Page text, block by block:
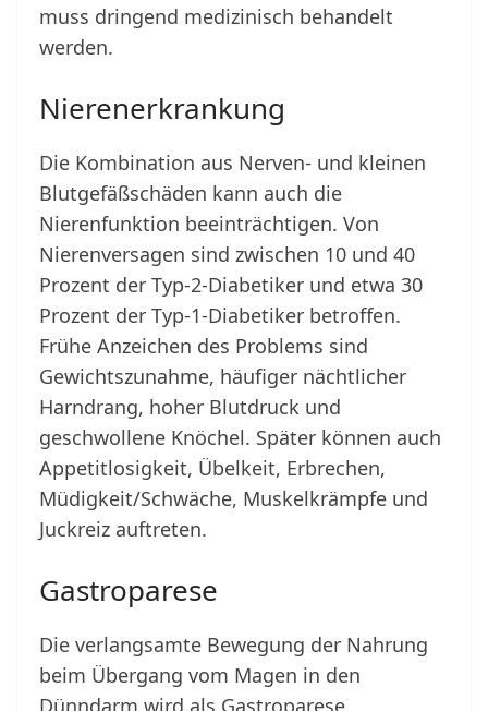
muss dringend medizinisch behandelt
werden.
Nierenerkrankung
Die Kombination aus Nerven- und kleinen
Blutgefäßschäden kann auch die
Nierenfunktion beeinträchtigen. Von
Nierenversagen sind zwischen 10 und 40
Prozent der Typ-2-Diabetiker und etwa 30
Prozent der Typ-1-Diabetiker betroffen.
Frühe Anzeichen des Problems sind
Gewichtszunahme, häufiger nächtlicher
Harndrang, hoher Blutdruck und
geschwollene Knöchel. Später können auch
Appetitlosigkeit, Übelkeit, Erbrechen,
Müdigkeit/Schwäche, Muskelkrämpfe und
Juckreiz auftreten.
Gastroparese
Die verlangsamte Bewegung der Nahrung
beim Übergang vom Magen in den